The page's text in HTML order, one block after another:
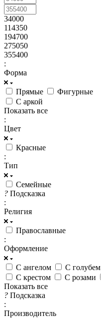
34000
114350
194700
275050
355400
:
Форма
Прямые
Фигурные
С аркой
Показать все
:
Цвет
Красные
:
Тип
Семейные
? Подсказка
:
Религия
Православные
:
Оформление
С ангелом
С голубем
С крестом
С розами
Показать все
? Подсказка
:
Производитель